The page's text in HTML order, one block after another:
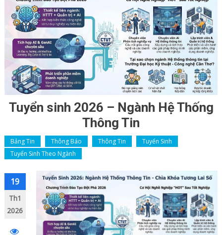
Tuyển sinh 2026 – Ngành Hệ Thống
Thông Tin
Bảng Tin Thông Báo Thông Tin
Tuyển Sinh
Tuyển Sinh Theo Ngành
19
Th1
2026
Điều
hướng
bài